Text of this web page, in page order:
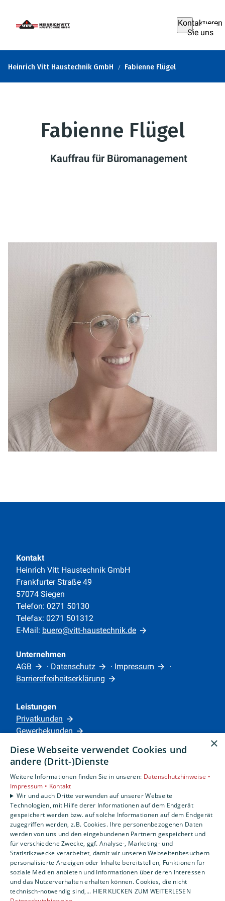
Kontaktieren
Sie uns
Heinrich Vitt Haustechnik GmbH Fabienne Flügel
Fabienne Flügel
Kauffrau für Büromanagement
Kontakt
Heinrich Vitt Haustechnik GmbH
Frankfurter Straße 49
57074 Siegen
Telefon: 0271 50130
Telefax: 0271 501312
E-Mail: buero@vitt-haustechnik.de
Unternehmen
AGB
· Datenschutz · Impressum
·
Barrierefreiheitserklärung
Leistungen
Privatkunden
Gewerbekunden
Unternehmen
Standorte
Siegen
Um externe HTML-Inhalte anzuzeigen, benötigen
wir Ihre Einwilligung.
Weitere Informationen finden Sie in unserer
Datenschutzerklärung.
COOKIE-EINSTELLUNGEN ÖFFNEN
×
Diese Webseite verwendet Cookies und
andere (Dritt-)Dienste
Weitere Informationen finden Sie in unseren: Datenschutzhinweise •
Impressum • Kontakt
Wir und auch Dritte verwenden auf unserer Webseite
Technologien, mit Hilfe derer Informationen auf dem Endgerät
gespeichert werden bzw. auf solche Informationen auf dem Endgerät
zugegriffen werden, z.B. Cookies. Ihre personenbezogenen Daten
werden von uns und den eingebundenen Partnern gespeichert und
für verschiedene Zwecke, ggf. Analyse-, Marketing- und
Statistikzwecke verarbeitet, damit wir unseren Webseitenbesuchern
personalisierte Anzeigen oder Inhalte bereitstellen, Funktionen für
soziale Medien anbieten und Informationen über deren Interessen
und das Nutzerverhalten erhalten können. Cookies, die nicht
technisch-notwendig sind,... HIER KLICKEN ZUM WEITERLESEN